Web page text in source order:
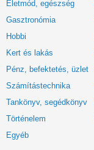
Életmód, egészség
Gasztronómia
Hobbi
Kert és lakás
Pénz, befektetés, üzlet
Számítástechnika
Tankönyv, segédkönyv
Történelem
Egyéb